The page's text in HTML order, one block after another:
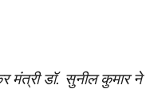
मंत्री डॉ. सुनील कुमार ने